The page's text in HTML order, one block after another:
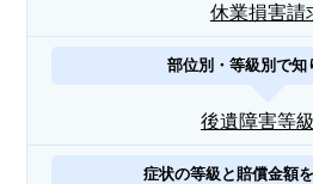
休業損害請
部位別・等級別で知
後遺障害等
症状の等級と賠償金額